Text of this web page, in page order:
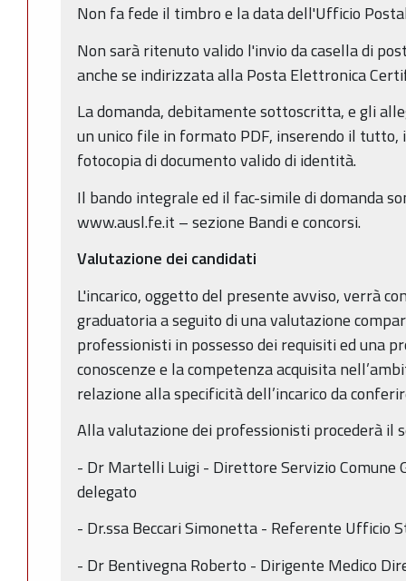
Non fa fede il timbro e la data dell'Ufficio
Non sarà ritenuto valido l'invio da casella di
anche se indirizzata alla Posta Elettronica
La domanda, debitamente sottoscritta, e gli
un unico file in formato PDF, inserendo il
fotocopia di documento valido di identità.
Il bando integrale ed il fac-simile di domanda
www.ausl.fe.it – sezione Bandi e concorsi.
Valutazione dei candidati
L'incarico, oggetto del presente avviso, verrà
graduatoria a seguito di una valutazione
professionisti in possesso dei requisiti ed una
conoscenze e la competenza acquisita
relazione alla specificità dell’incarico da
Alla valutazione dei professionisti procederà il
- Dr Martelli Luigi - Direttore Servizio Comune
delegato
- Dr.ssa Beccari Simonetta - Referente Ufficio
- Dr Bentivegna Roberto - Dirigente Medico